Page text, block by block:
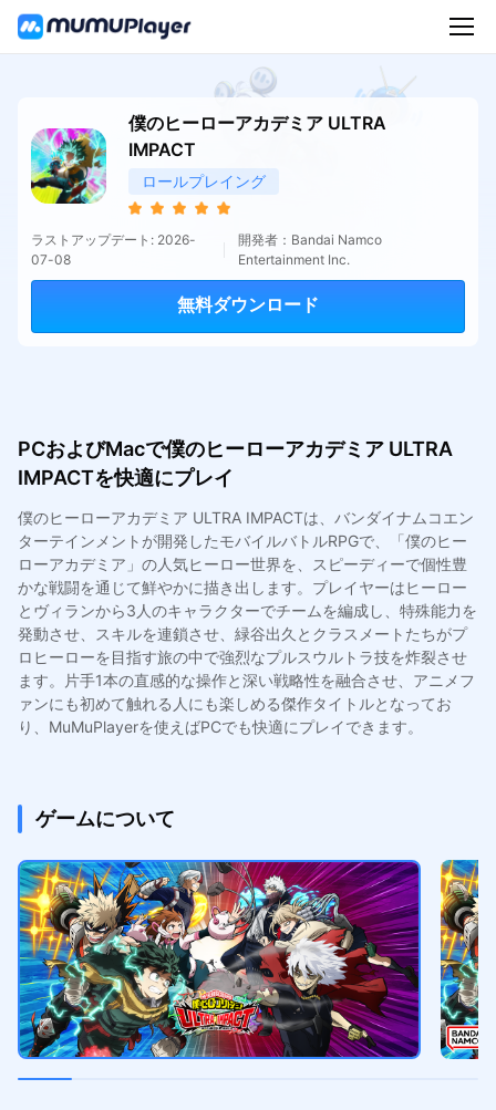
僕のヒーローアカデミア ULTRA
IMPACT
ロールプレイング
ラストアップデート: 2026-
07-08
開発者：Bandai Namco
Entertainment Inc.
無料ダウンロード
PCおよびMacで僕のヒーローアカデミア ULTRA
IMPACTを快適にプレイ
僕のヒーローアカデミア ULTRA IMPACTは、バンダイナムコエン
ターテインメントが開発したモバイルバトルRPGで、「僕のヒー
ローアカデミア」の人気ヒーロー世界を、スピーディーで個性豊
かな戦闘を通じて鮮やかに描き出します。プレイヤーはヒーロー
とヴィランから3人のキャラクターでチームを編成し、特殊能力を
発動させ、スキルを連鎖させ、緑谷出久とクラスメートたちがプ
ロヒーローを目指す旅の中で強烈なプルスウルトラ技を炸裂させ
ます。片手1本の直感的な操作と深い戦略性を融合させ、アニメフ
ァンにも初めて触れる人にも楽しめる傑作タイトルとなってお
り、MuMuPlayerを使えばPCでも快適にプレイできます。
ゲームについて